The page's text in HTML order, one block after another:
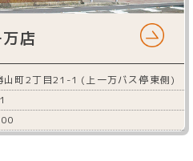
店
山町2丁目21-1 (上一万バス停東側)